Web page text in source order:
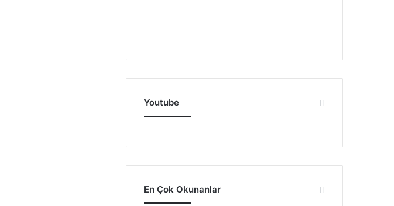
Youtube
En Çok Okunanlar